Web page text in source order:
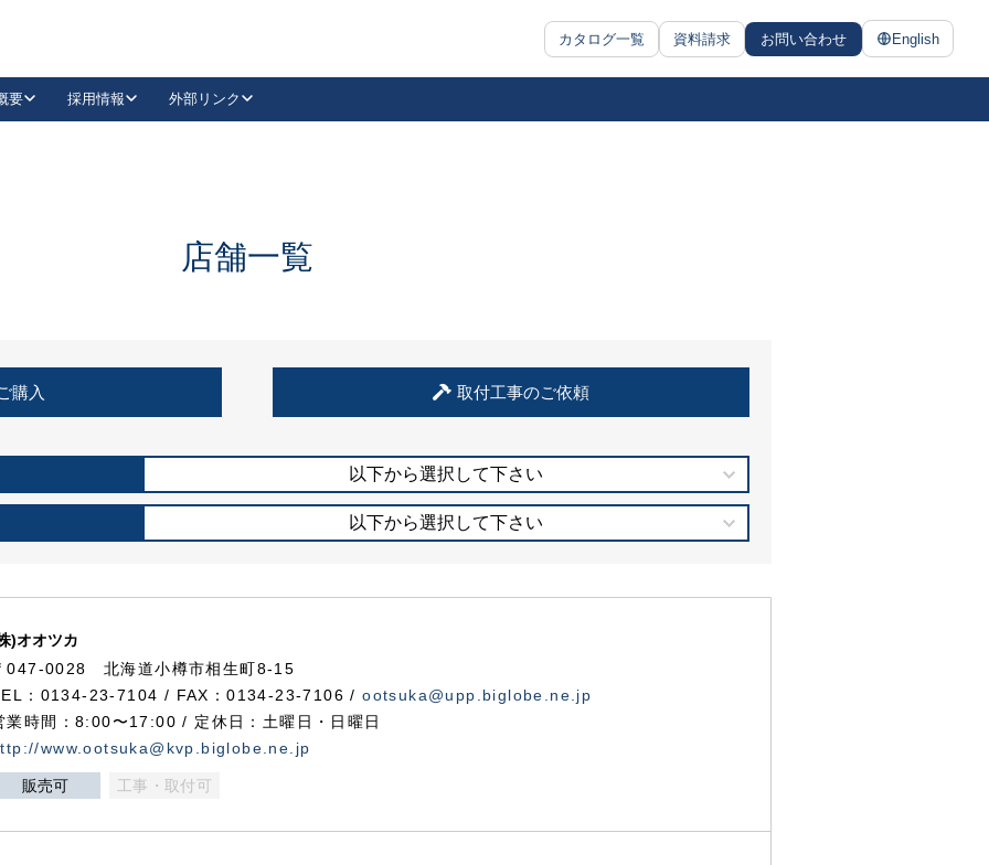
カタログ一覧 資料請求 お問い合わせ English
抗ウイルス・抗菌製品
要 採用情報 外部リンク
LinkedIn
住宅使用部材標準化推進協議会
店舗一覧
購入 取付工事のご依頼
以下から選択して下さい
以下から選択して下さい
)オオツカ
047-0028 北海道小樽市相生町8-15
：0134-23-7104 / FAX：0134-23-7106 /ootsuka@upp.biglobe.ne.jp
業時間：8:00〜17:00 / 定休日：土曜日・日曜日
www.ootsuka@kvp.biglobe.ne.jp
販売可 工事・取付可